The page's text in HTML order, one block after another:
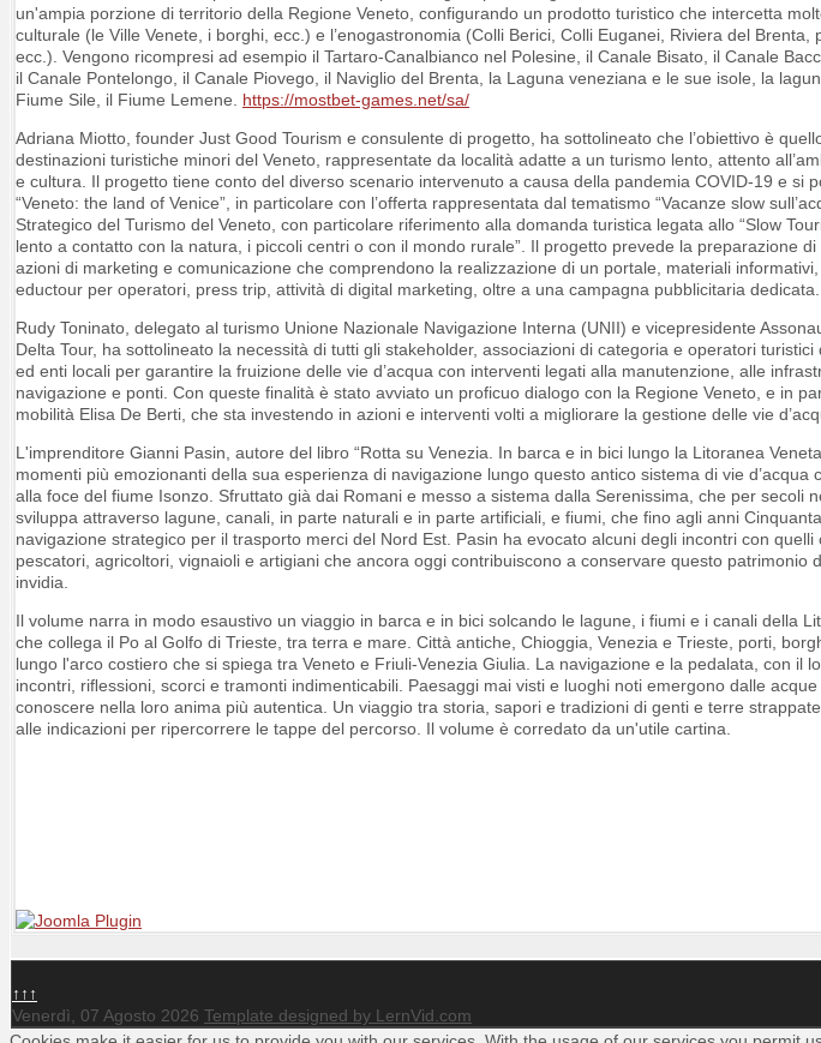
un'ampia porzione di territorio della Regione Veneto, configurando un prodotto turistico che intercetta
culturale (le Ville Venete, i borghi, ecc.) e l’enogastronomia (Colli Berici, Colli Euganei, Riviera del
ecc.). Vengono ricompresi ad esempio il Tartaro-Canalbianco nel Polesine, il Canale Bisato, il Canale
il Canale Pontelongo, il Canale Piovego, il Naviglio del Brenta, la Laguna veneziana e le sue isole, la
Fiume Sile, il Fiume Lemene. https://mostbet-games.net/sa/
Adriana Miotto, founder Just Good Tourism e consulente di progetto, ha sottolineato che l’obiettivo è
destinazioni turistiche minori del Veneto, rappresentate da località adatte a un turismo lento, attento
e cultura. Il progetto tiene conto del diverso scenario intervenuto a causa della pandemia COVID-19 e si
“Veneto: the land of Venice”, in particolare con l’offerta rappresentata dal tematismo “Vacanze slow
Strategico del Turismo del Veneto, con particolare riferimento alla domanda turistica legata allo “Slow
lento a contatto con la natura, i piccoli centri o con il mondo rurale”. Il progetto prevede la preparazione
azioni di marketing e comunicazione che comprendono la realizzazione di un portale, materiali
eductour per operatori, press trip, attività di digital marketing, oltre a una campagna pubblicitaria dedicata.
Rudy Toninato, delegato al turismo Unione Nazionale Navigazione Interna (UNII) e vicepresidente
Delta Tour, ha sottolineato la necessità di tutti gli stakeholder, associazioni di categoria e operatori
ed enti locali per garantire la fruizione delle vie d’acqua con interventi legati alla manutenzione, alle
navigazione e ponti. Con queste finalità è stato avviato un proficuo dialogo con la Regione Veneto, e in
mobilità Elisa De Berti, che sta investendo in azioni e interventi volti a migliorare la gestione delle vie
L'imprenditore Gianni Pasin, autore del libro “Rotta su Venezia. In barca e in bici lungo la Litoranea
momenti più emozionanti della sua esperienza di navigazione lungo questo antico sistema di vie
alla foce del fiume Isonzo. Sfruttato già dai Romani e messo a sistema dalla Serenissima, che per secoli
sviluppa attraverso lagune, canali, in parte naturali e in parte artificiali, e fiumi, che fino agli anni
navigazione strategico per il trasporto merci del Nord Est. Pasin ha evocato alcuni degli incontri con quelli
pescatori, agricoltori, vignaioli e artigiani che ancora oggi contribuiscono a conservare questo patrimonio
invidia.
Il volume narra in modo esaustivo un viaggio in barca e in bici solcando le lagune, i fiumi e i canali della
che collega il Po al Golfo di Trieste, tra terra e mare. Città antiche, Chioggia, Venezia e Trieste, porti,
lungo l'arco costiero che si spiega tra Veneto e Friuli-Venezia Giulia. La navigazione e la pedalata, con il
incontri, riﬂessioni, scorci e tramonti indimenticabili. Paesaggi mai visti e luoghi noti emergono dalle
conoscere nella loro anima più autentica. Un viaggio tra storia, sapori e tradizioni di genti e terre
alle indicazioni per ripercorrere le tappe del percorso. Il volume è corredato da un'utile cartina.
↑↑↑
Venerdì, 07 Agosto 2026 Template designed by LernVid.com